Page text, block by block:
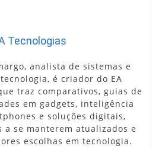
Tecnologias
analista de sistemas e
é criador do EA
traz comparativos, guias de
em gadgets, inteligência
e soluções digitais,
se manterem atualizados e
escolhas em tecnologia.